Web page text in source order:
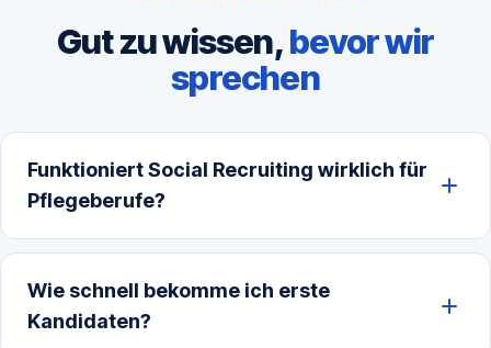
Gut zu wissen,bevor wir
sprechen
Funktioniert Social Recruiting wirklich für
Pflegeberufe?
Wie schnell bekomme ich erste
Kandidaten?